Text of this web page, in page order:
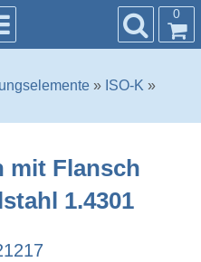
0
» ISO-K »
mit Flansch
1.4301